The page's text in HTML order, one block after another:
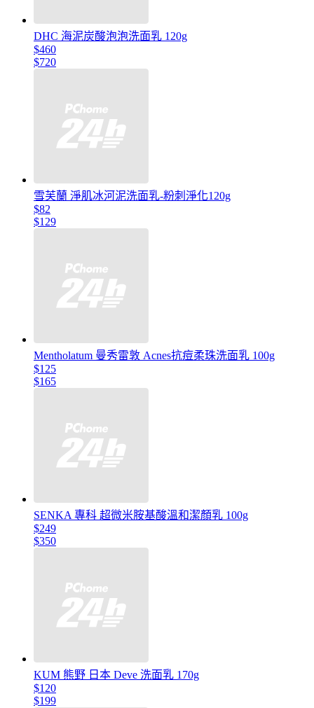
DHC 海泥炭酸泡泡洗面乳 120g
$460
$720
雪芙蘭 淨肌冰河泥洗面乳-粉刺淨化120g
$82
$129
Mentholatum 曼秀雷敦 Acnes抗痘柔珠洗面乳 100g
$125
$165
SENKA 專科 超微米胺基酸溫和潔顏乳 100g
$249
$350
KUM 熊野 日本 Deve 洗面乳 170g
$120
$199